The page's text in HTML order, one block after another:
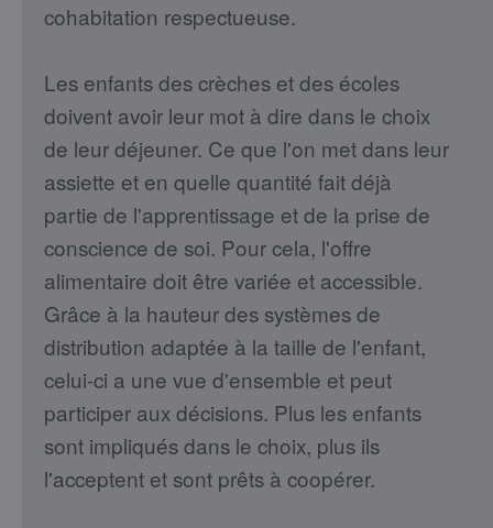
cohabitation respectueuse.
Les enfants des crèches et des écoles
doivent avoir leur mot à dire dans le choix
de leur déjeuner. Ce que l'on met dans leur
assiette et en quelle quantité fait déjà
partie de l'apprentissage et de la prise de
conscience de soi. Pour cela, l'offre
alimentaire doit être variée et accessible.
Grâce à la hauteur des systèmes de
distribution adaptée à la taille de l'enfant,
celui-ci a une vue d'ensemble et peut
participer aux décisions. Plus les enfants
sont impliqués dans le choix, plus ils
l'acceptent et sont prêts à coopérer.